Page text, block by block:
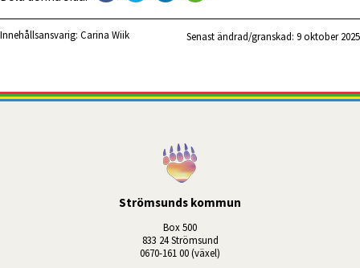
Innehållsansvarig: Carina Wiik Senast ändrad/granskad: 9 oktober 2025
Strömsunds kommun
Box 500
833 24 Strömsund
0670-161 00 (växel)